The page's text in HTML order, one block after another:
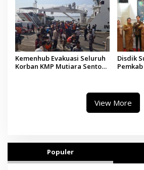
Kemenhub Evakuasi Seluruh
Korban KMP Mutiara Sentosa
Disdik
View More
Populer